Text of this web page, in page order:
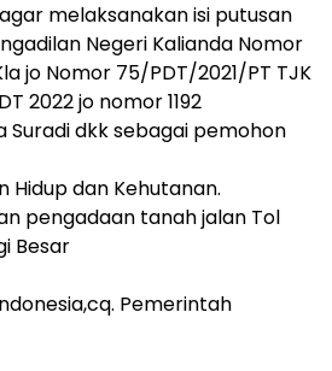
melaksanakan isi putusan
Negeri Kalianda Nomor
jo Nomor 75/PDT/2021/PT TJK
2022 jo nomor 1192
Suradi dkk sebagai pemohon
Hidup dan Kehutanan.
pengadaan tanah jalan Tol
Besar
Pemerintah